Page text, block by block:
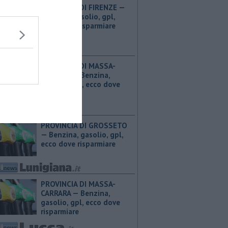
PROVINCIA DI FIRENZE — ​
Benzina, gasolio, gpl,
ecco dove risparmiare
PROVINCIA DI MASSA-
CARRARA — ​Benzina,
gasolio, gpl, ecco dove
PROVINCIA DI GROSSETO
— ​Benzina, gasolio, gpl,
ecco dove risparmiare
PROVINCIA DI MASSA-
CARRARA — ​Benzina,
gasolio, gpl, ecco dove
risparmiare